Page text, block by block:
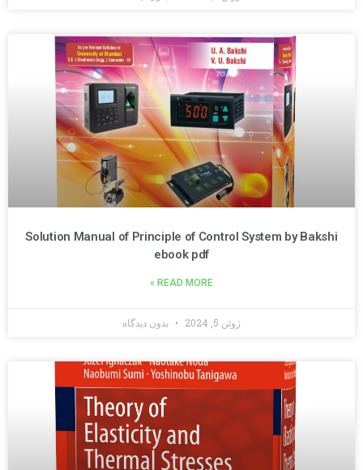
Solution Manual of Principle of Control System by Bakshi
ebook pdf
READ MORE »
ژوئن 5, 2024 بدون دیدگاه